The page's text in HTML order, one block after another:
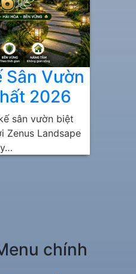
Sân Vườn
2026
sân vườn biệt
Zenus Landsape
chính